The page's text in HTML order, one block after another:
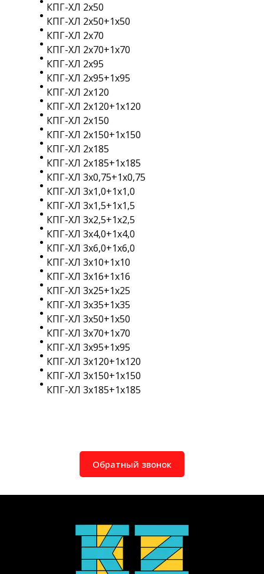
КПГ-ХЛ 2х50
КПГ-ХЛ 2х50+1х50
КПГ-ХЛ 2х70
КПГ-ХЛ 2х70+1х70
КПГ-ХЛ 2х95
КПГ-ХЛ 2х95+1х95
КПГ-ХЛ 2х120
КПГ-ХЛ 2х120+1х120
КПГ-ХЛ 2х150
КПГ-ХЛ 2х150+1х150
КПГ-ХЛ 2х185
КПГ-ХЛ 2х185+1х185
КПГ-ХЛ 3х0,75+1х0,75
КПГ-ХЛ 3х1,0+1х1,0
КПГ-ХЛ 3х1,5+1х1,5
КПГ-ХЛ 3х2,5+1х2,5
КПГ-ХЛ 3х4,0+1х4,0
КПГ-ХЛ 3х6,0+1х6,0
КПГ-ХЛ 3х10+1х10
КПГ-ХЛ 3х16+1х16
КПГ-ХЛ 3х25+1х25
КПГ-ХЛ 3х35+1х35
КПГ-ХЛ 3х50+1х50
КПГ-ХЛ 3х70+1х70
КПГ-ХЛ 3х95+1х95
КПГ-ХЛ 3х120+1х120
КПГ-ХЛ 3х150+1х150
КПГ-ХЛ 3х185+1х185
Обратный звонок